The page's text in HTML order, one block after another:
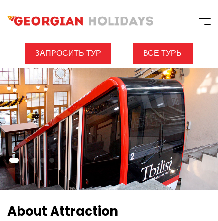
ЗАПРОСИТЬ ТУР ВСЕ ТУРЫ
About Attraction